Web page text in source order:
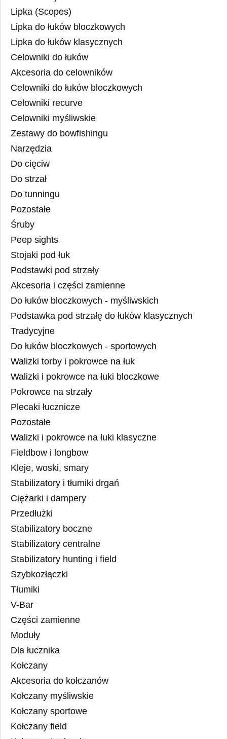
Lipka (Scopes)
Lipka do łuków bloczkowych
Lipka do łuków klasycznych
Celowniki do łuków
Akcesoria do celowników
Celowniki do łuków bloczkowych
Celowniki recurve
Celowniki myśliwskie
Zestawy do bowfishingu
Narzędzia
Do cięciw
Do strzał
Do tunningu
Pozostałe
Śruby
Peep sights
Stojaki pod łuk
Podstawki pod strzały
Akcesoria i części zamienne
Do łuków bloczkowych - myśliwskich
Podstawka pod strzałę do łuków klasycznych
Tradycyjne
Do łuków bloczkowych - sportowych
Walizki torby i pokrowce na łuk
Walizki i pokrowce na łuki bloczkowe
Pokrowce na strzały
Plecaki łucznicze
Pozostałe
Walizki i pokrowce na łuki klasyczne
Fieldbow i longbow
Kleje, woski, smary
Stabilizatory i tłumiki drgań
Ciężarki i dampery
Przedłużki
Stabilizatory boczne
Stabilizatory centralne
Stabilizatory hunting i field
Szybkozłączki
Tłumiki
V-Bar
Części zamienne
Moduły
Dla łucznika
Kołczany
Akcesoria do kołczanów
Kołczany myśliwskie
Kołczany sportowe
Kołczany field